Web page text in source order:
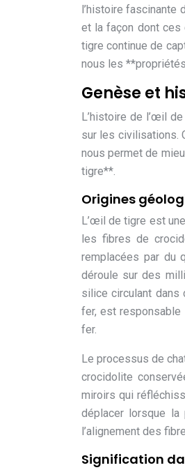
l’histoire fascinante
et la façon dont ces
tigre continue de
nous les
Genèse et
L’histoire de l’œil
sur les civilisations.
nous permet de
tigre**.
Origines
L’œil de tigre est
les fibres de
remplacées par du
déroule sur des
silice circulant dans
fer, est responsable
fer.
Le processus de
crocidolite
miroirs qui
déplacer lorsque
l’alignement des
Signification